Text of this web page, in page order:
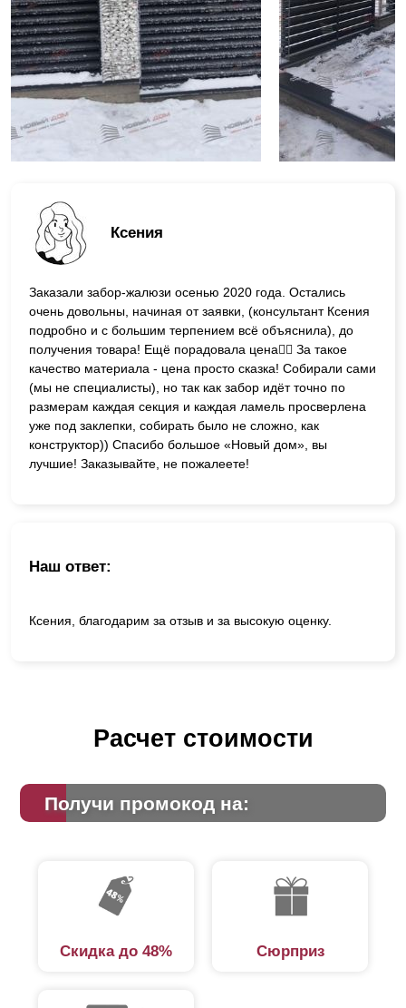
Ксения
Заказали забор-жалюзи осенью 2020 года. Остались
очень довольны, начиная от заявки, (консультант Ксения
подробно и с большим терпением всё объяснила), до
получения товара! Ещё порадовала цена👍🏼 За такое
качество материала - цена просто сказка! Собирали сами
(мы не специалисты), но так как забор идёт точно по
размерам каждая секция и каждая ламель просверлена
уже под заклепки, собирать было не сложно, как
конструктор)) Спасибо большое «Новый дом», вы
лучшие! Заказывайте, не пожалеете!
Наш ответ:
Ксения, благодарим за отзыв и за высокую оценку.
Расчет стоимости
Получи промокод на:
Скидка до 48% Сюрприз